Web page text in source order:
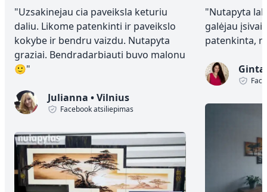
"Uzsakinejau cia paveiksla keturiu
daliu. Likome patenkinti ir paveikslo
kokybe ir bendru vaizdu. Nutapyta
graziai. Bendradarbiauti buvo malonu
🙂"
Julianna •Vilnius
Facebook atsiliepimas
"Nutapyta
galėjau
patenkinta,